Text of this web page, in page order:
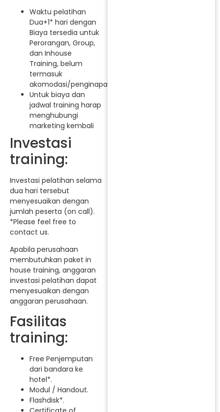
Waktu pelatihan
Dua+1* hari dengan
Biaya tersedia untuk
Perorangan, Group,
dan Inhouse
Training, belum
termasuk
akomodasi/penginapan.
Untuk biaya dan
jadwal training harap
menghubungi
marketing kembali
Investasi
training:
Investasi pelatihan selama
dua hari tersebut
menyesuaikan dengan
jumlah peserta (on call).
*Please feel free to
contact us.
Apabila perusahaan
membutuhkan paket in
house training, anggaran
investasi pelatihan dapat
menyesuaikan dengan
anggaran perusahaan.
Fasilitas
training:
Free Penjemputan
dari bandara ke
hotel*.
Modul / Handout.
Flashdisk*.